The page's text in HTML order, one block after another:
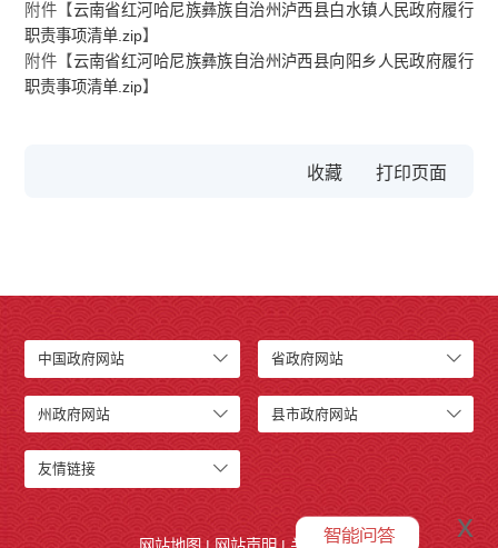
附件【云南省红河哈尼族彝族自治州泸西县白水镇人民政府履行
职责事项清单.zip】
附件【云南省红河哈尼族彝族自治州泸西县向阳乡人民政府履行
职责事项清单.zip】
收藏
中国政府网站 省政府网站
州政府网站 县市政府网站
友情链接
x